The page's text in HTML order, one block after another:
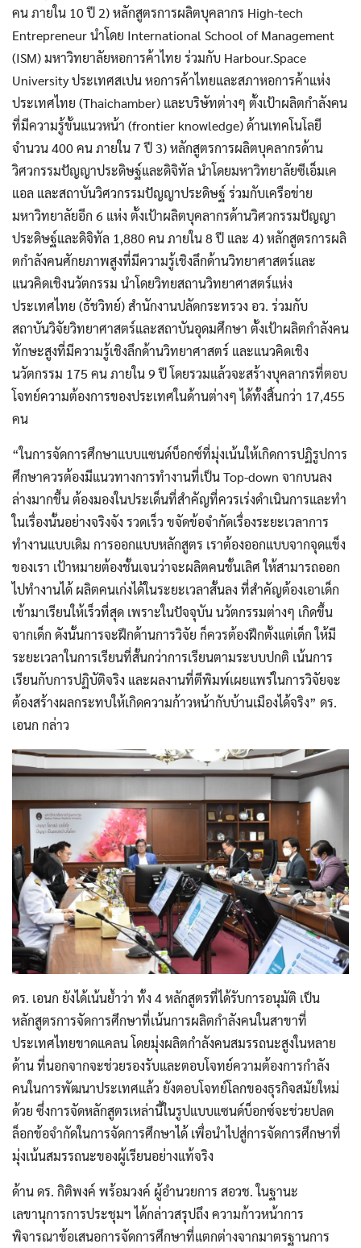
คน ภายใน 10 ปี 2) หลักสูตรการผลิตบุคลากร High-tech
Entrepreneur นำโดย International School of Management
(ISM) มหาวิทยาลัยหอการค้าไทย ร่วมกับ Harbour.Space
University ประเทศสเปน หอการค้าไทยและสภาหอการค้าแห่ง
ประเทศไทย (Thaichamber) และบริษัทต่างๆ ตั้งเป้าผลิตกำลังคน
ที่มีความรู้ขั้นแนวหน้า (frontier knowledge) ด้านเทคโนโลยี
จำนวน 400 คน ภายใน 7 ปี 3) หลักสูตรการผลิตบุคลากรด้าน
วิศวกรรมปัญญาประดิษฐ์และดิจิทัล นำโดยมหาวิทยาลัยซีเอ็มเค
แอล และสถาบันวิศวกรรมปัญญาประดิษฐ์ ร่วมกับเครือข่าย
มหาวิทยาลัยอีก 6 แห่ง ตั้งเป้าผลิตบุคลากรด้านวิศวกรรมปัญญา
ประดิษฐ์และดิจิทัล 1,880 คน ภายใน 8 ปี และ 4) หลักสูตรการผลิ
ตกําลังคนศักยภาพสูงที่มีความรู้เชิงลึกด้านวิทยาศาสตร์และ
แนวคิดเชิงนวัตกรรม นำโดยวิทยสถานวิทยาศาสตร์แห่ง
ประเทศไทย (ธัชวิทย์) สำนักงานปลัดกระทรวง อว. ร่วมกับ
สถาบันวิจัยวิทยาศาสตร์และสถาบันอุดมศึกษา ตั้งเป้าผลิตกําลังคน
ทักษะสูงที่มีความรู้เชิงลึกด้านวิทยาศาสตร์ และแนวคิดเชิง
นวัตกรรม 175 คน ภายใน 9 ปี โดยรวมแล้วจะสร้างบุคลากรที่ตอบ
โจทย์ความต้องการของประเทศในด้านต่างๆ ได้ทั้งสิ้นกว่า 17,455
คน
“ในการจัดการศึกษาแบบแซนด์บ็อกซ์ที่มุ่งเน้นให้เกิดการปฏิรูปการ
ศึกษาควรต้องมีแนวทางการทำงานที่เป็น Top-down จากบนลง
ล่างมากขึ้น ต้องมองในประเด็นที่สำคัญที่ควรเร่งดำเนินการและทำ
ในเรื่องนั้นอย่างจริงจัง รวดเร็ว ขจัดข้อจำกัดเรื่องระยะเวลาการ
ทำงานแบบเดิม การออกแบบหลักสูตร เราต้องออกแบบจากจุดแข็ง
ของเรา เป้าหมายต้องชั้นเจนว่าจะผลิตคนชั้นเลิศ ให้สามารถออก
ไปทำงานได้ ผลิตคนเก่งได้ในระยะเวลาสั้นลง ที่สำคัญต้องเอาเด็ก
เข้ามาเรียนให้เร็วที่สุด เพราะในปัจจุบัน นวัตกรรมต่างๆ เกิดขึ้น
จากเด็ก ดังนั้นการจะฝึกด้านการวิจัย ก็ควรต้องฝึกตั้งแต่เด็ก ให้มี
ระยะเวลาในการเรียนที่สั้นกว่าการเรียนตามระบบปกติ เน้นการ
เรียนกับการปฏิบัติจริง และผลงานที่ตีพิมพ์เผยแพร่ในการวิจัยจะ
ต้องสร้างผลกระทบให้เกิดความก้าวหน้ากับบ้านเมืองได้จริง” ดร.
เอนก กล่าว
ดร. เอนก ยังได้เน้นย้ำว่า ทั้ง 4 หลักสูตรที่ได้รับการอนุมัติ เป็น
หลักสูตรการจัดการศึกษาที่เน้นการผลิตกำลังคนในสาขาที่
ประเทศไทยขาดแคลน โดยมุ่งผลิตกำลังคนสมรรถนะสูงในหลาย
ด้าน ที่นอกจากจะช่วยรองรับและตอบโจทย์ความต้องการกำลัง
คนในการพัฒนาประเทศแล้ว ยังตอบโจทย์โลกของธุรกิจสมัยใหม่
ด้วย ซึ่งการจัดหลักสูตรเหล่านี้ในรูปแบบแซนด์บ็อกซ์จะช่วยปลด
ล็อกข้อจำกัดในการจัดการศึกษาได้ เพื่อนำไปสู่การจัดการศึกษาที่
มุ่งเน้นสมรรถนะของผู้เรียนอย่างแท้จริง
ด้าน ดร. กิติพงค์ พร้อมวงค์ ผู้อำนวยการ สอวช. ในฐานะ
เลขานุการการประชุมฯ ได้กล่าวสรุปถึง ความก้าวหน้าการ
พิจารณาข้อเสนอการจัดการศึกษาที่แตกต่างจากมาตรฐานการ